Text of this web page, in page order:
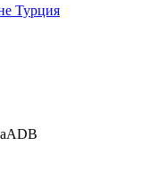
Турция
ADB